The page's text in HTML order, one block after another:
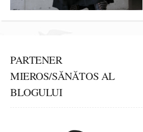
PARTENER
MIEROS/SĂNĂTOS AL
BLOGULUI